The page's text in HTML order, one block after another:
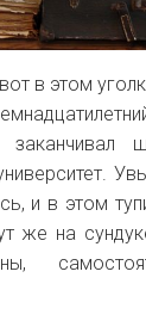
в этом
заканчивал
и в этом
же на